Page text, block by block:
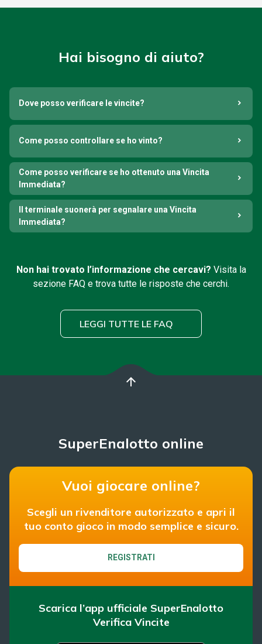
Hai bisogno di aiuto?
Dove posso verificare le vincite?
Come posso controllare se ho vinto?
Come posso verificare se ho ottenuto una Vincita
Immediata?
Il terminale suonerà per segnalare una Vincita
Immediata?
Non hai trovato l’informazione che cercavi? Visita la
sezione FAQ e trova tutte le risposte che cerchi.
LEGGI TUTTE LE FAQ
arrow_upward
SuperEnalotto online
Vuoi giocare online?
Scegli un rivenditore autorizzato e apri il
tuo conto gioco in modo semplice e sicuro.
REGISTRATI
Scarica l’app ufficiale SuperEnalotto
Verifica Vincite